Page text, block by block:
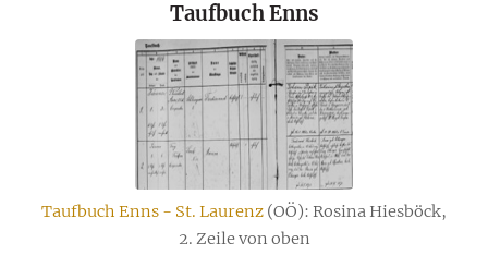
Taufbuch Enns
Taufbuch Enns - St. Laurenz (OÖ): Rosina Hiesböck,
2. Zeile von oben